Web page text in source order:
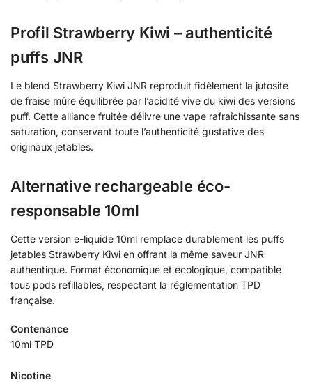
Profil Strawberry Kiwi – authenticité
puffs JNR
Le blend Strawberry Kiwi JNR reproduit fidèlement la jutosité
de fraise mûre équilibrée par l’acidité vive du kiwi des versions
puff. Cette alliance fruitée délivre une vape rafraîchissante sans
saturation, conservant toute l’authenticité gustative des
originaux jetables.
Alternative rechargeable éco-
responsable 10ml
Cette version e-liquide 10ml remplace durablement les puffs
jetables Strawberry Kiwi en offrant la même saveur JNR
authentique. Format économique et écologique, compatible
tous pods refillables, respectant la réglementation TPD
française.
Contenance
10ml TPD
Nicotine